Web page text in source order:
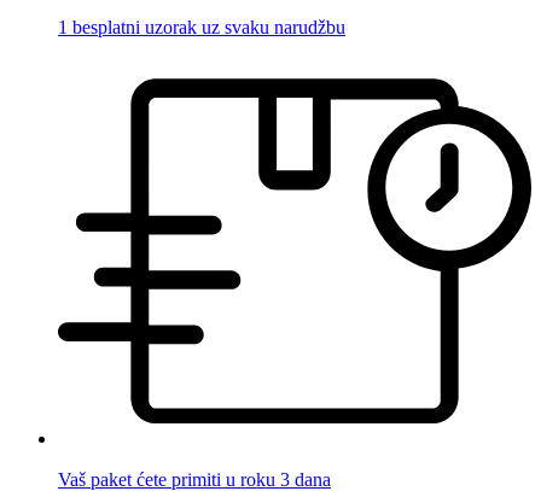
1 besplatni uzorak uz svaku narudžbu
Vaš paket ćete primiti u roku 3 dana